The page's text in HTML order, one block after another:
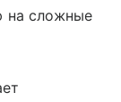
на сложные